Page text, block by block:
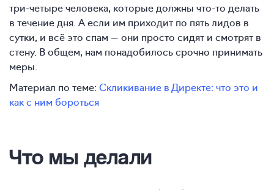
три-четыре человека, которые должны что-то делать
в течение дня. А если им приходит по пять лидов в
сутки, и всё это спам — они просто сидят и смотрят в
стену. В общем, нам понадобилось срочно принимать
меры.
Материал по теме: Скликивание в Директе: что это и
как с ним бороться
Что мы делали